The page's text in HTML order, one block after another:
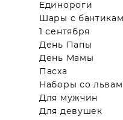
Единороги
Шары с
1 сентября
День Папы
День Мамы
Пасха
Наборы со
Для мужчин
Для девушек